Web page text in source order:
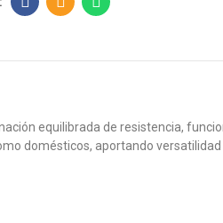
equilibrada de resistencia,
domésticos, aportando